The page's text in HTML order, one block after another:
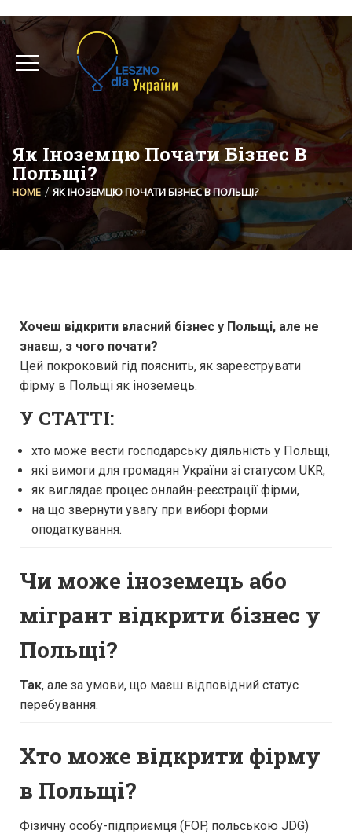
Як Іноземцю Почати Бізнес В
Польщі?
HOME ЯК ІНОЗЕМЦЮ ПОЧАТИ БІЗНЕС В ПОЛЬЩІ?
Хочеш відкрити власний бізнес у Польщі, але не
знаєш, з чого почати?
Цей покроковий гід пояснить, як зареєструвати
фірму в Польщі як іноземець.
У СТАТТІ:
хто може вести господарську діяльність у Польщі,
які вимоги для громадян України зі статусом UKR,
як виглядає процес онлайн-реєстрації фірми,
на що звернути увагу при виборі форми
оподаткування.
Чи може іноземець або
мігрант відкрити бізнес у
Польщі?
Так, але за умови, що маєш відповідний статус
перебування.
Хто може відкрити фірму
в Польщі?
Фізичну особу-підприємця (FOP, польською JDG)